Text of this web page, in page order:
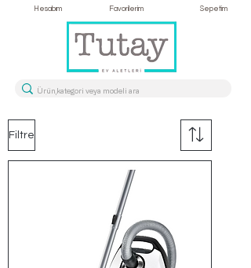
Hesabım Favorilerim Sepetim
Filtre